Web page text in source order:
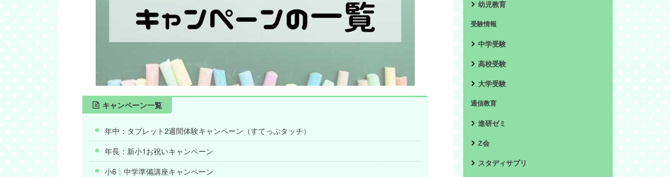
キャンペーン一覧
年中：タブレット2週間体験キャンペーン（すてっぷタッチ）
年長：新小1お祝いキャンペーン
小6：中学準備講座キャンペーン
幼児教育
受験情報
中学受験
高校受験
大学受験
通信教育
進研ゼミ
Z会
スタディサプリ